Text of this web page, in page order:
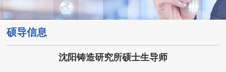
硕导信息
沈阳铸造研究所硕士生导师